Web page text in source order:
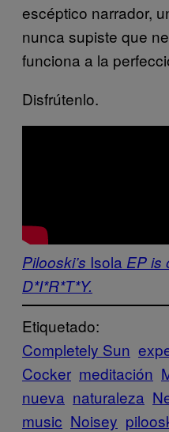
escéptico narrador,
nunca supiste que
funciona a la
Disfrútenlo.
Pilooski’s Isola EP is
D*I*R*T*Y.
Etiquetado:
Completely Sun
Cocker meditación
nueva naturaleza
music Noisey